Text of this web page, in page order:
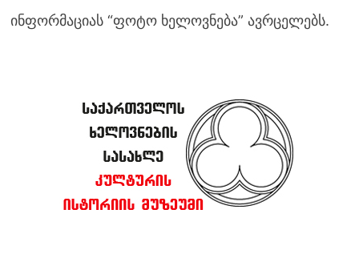
ინფორმაციას “ფოტო ხელოვნება” ავრცელებს.